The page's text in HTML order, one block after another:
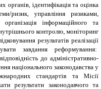
ідентифікація та оцінка
ризик, управління ризиками,
інформаційного та
контролю, моніторинг
результатів реалізації
завдання реформування:
до адміністративно-
національного законодавства у
стандартів та Місії
результати законодавчого та